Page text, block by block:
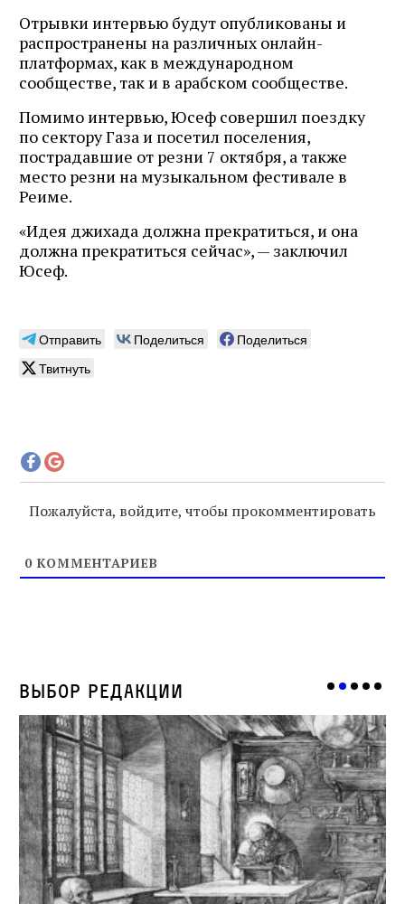
Отрывки интервью будут опубликованы и
распространены на различных онлайн-
платформах, как в международном
сообществе, так и в арабском сообществе.
Помимо интервью, Юсеф совершил поездку
по сектору Газа и посетил поселения,
пострадавшие от резни 7 октября, а также
место резни на музыкальном фестивале в
Реиме.
«Идея джихада должна прекратиться, и она
должна прекратиться сейчас», — заключил
Юсеф.
Отправить Поделиться
Поделиться
Твитнуть
Пожалуйста, войдите, чтобы прокомментировать
0 КОММЕНТАРИЕВ
Выбор редакции